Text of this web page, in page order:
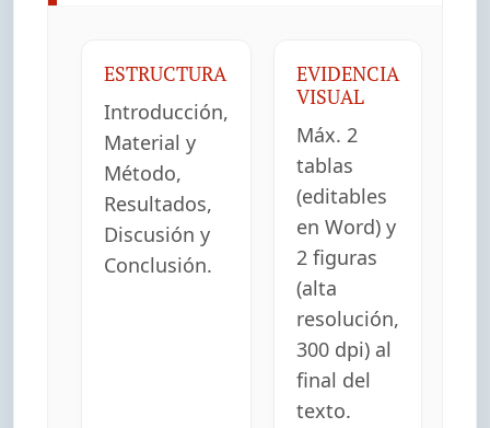
ESTRUCTURA
Introducción,
Material y
Método,
Resultados,
Discusión y
Conclusión.
EVIDENCIA
VISUAL
Máx. 2
tablas
(editables
en Word) y
2 figuras
(alta
resolución,
300 dpi) al
final del
texto.